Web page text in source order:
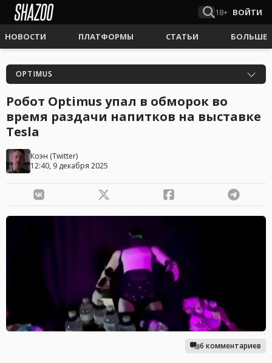
18+ ВОЙТИ
НОВОСТИ ПЛАТФОРМЫ СТАТЬИ БОЛЬШЕ
OPTIMUS
Робот Optimus упал в обморок во
время раздачи напитков на выставке
Tesla
Коэн (Twitter)
12:40, 9 декабря 2025
6 комментариев